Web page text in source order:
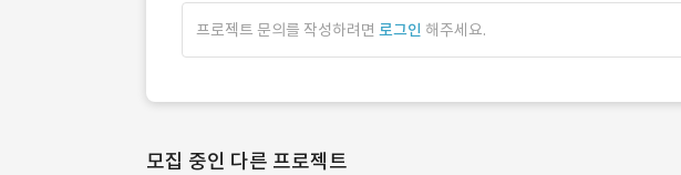
프로젝트 문의를 작성하려면 로그인 해주세요.
모집 중인 다른 프로젝트